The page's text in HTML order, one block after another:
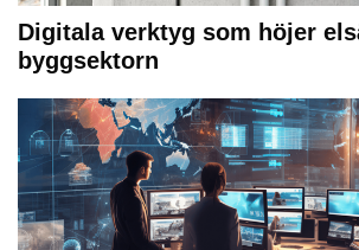
Digitala verktyg som höjer
byggsektorn